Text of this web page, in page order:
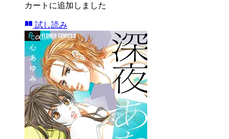
カートに追加しました
試し読み